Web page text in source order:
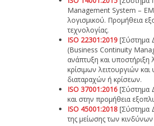
Management System –
λογισμικού. Προμήθεια
τεχνολογίας.
ISO 22301:2019 [Σύστημα
(Business Continuity
ανάπτυξη και υποστήριξη
κρίσιμων λειτουργιών και
διαταραχών ή κρίσεων.
ISO 37001:2016 [Σύστημα
και στην προμήθεια
ISO 45001:2018 [Σύστημα
της μείωσης των